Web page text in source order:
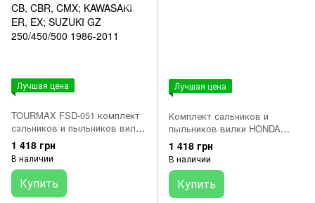
Лучшая цена
TOURMAX FSD-051 комплект
сальников и пыльников вилки
HONDA CB, CBR, CMX;
KAWASAKI ER, EX; SUZUKI
GZ 250/450/500 1986-2011
1 418 грн
В наличии
Купить
Лучшая цена
Комплект сальников и
пыльников вилки HONDA
CB500S 1998р
1 418 грн
В наличии
Купить